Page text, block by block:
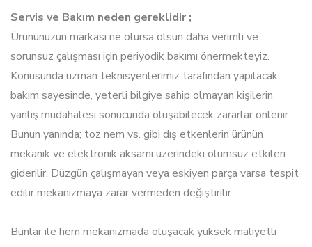
Servis ve Bakım neden gereklidir ;
Ürününüzün markası ne olursa olsun daha verimli ve
sorunsuz çalışması için periyodik bakımı önermekteyiz.
Konusunda uzman teknisyenlerimiz tarafından yapılacak
bakım sayesinde, yeterli bilgiye sahip olmayan kişilerin
yanlış müdahalesi sonucunda oluşabilecek zararlar önlenir.
Bunun yanında; toz nem vs. gibi dış etkenlerin ürünün
mekanik ve elektronik aksamı üzerindeki olumsuz etkileri
giderilir. Düzgün çalışmayan veya eskiyen parça varsa tespit
edilir mekanizmaya zarar vermeden değiştirilir.
Bunlar ile hem mekanizmada oluşacak yüksek maliyetli